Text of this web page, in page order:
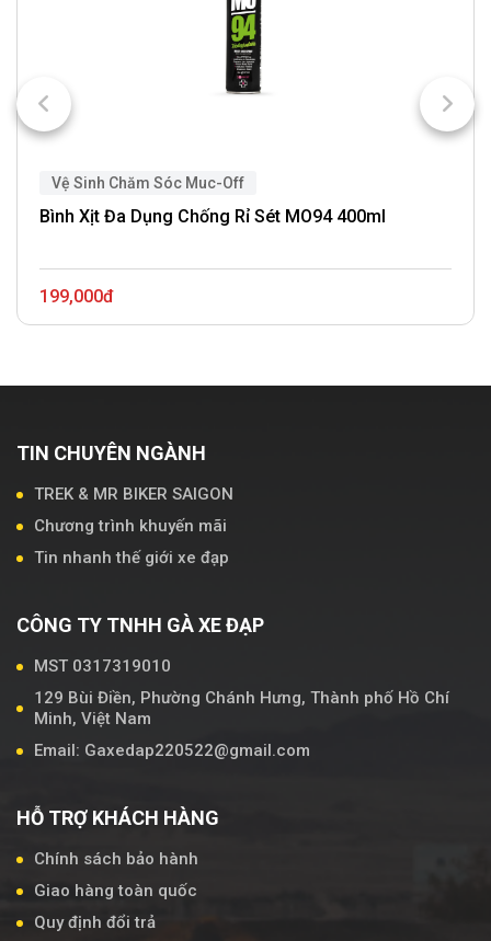
Vệ Sinh Chăm Sóc Muc-Off
Bình Xịt Đa Dụng Chống Rỉ Sét MO94 400ml
199,000đ
TIN CHUYÊN NGÀNH
TREK & MR BIKER SAIGON
Chương trình khuyến mãi
Tin nhanh thế giới xe đạp
CÔNG TY TNHH GÀ XE ĐẠP
MST 0317319010
129 Bùi Điền, Phường Chánh Hưng, Thành phố Hồ Chí
Minh, Việt Nam
Email: Gaxedap220522@gmail.com
HỖ TRỢ KHÁCH HÀNG
Chính sách bảo hành
Giao hàng toàn quốc
Quy định đổi trả